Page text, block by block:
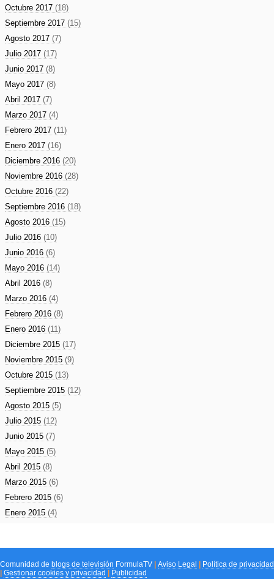
Octubre 2017 (18)
Septiembre 2017 (15)
Agosto 2017 (7)
Julio 2017 (17)
Junio 2017 (8)
Mayo 2017 (8)
Abril 2017 (7)
Marzo 2017 (4)
Febrero 2017 (11)
Enero 2017 (16)
Diciembre 2016 (20)
Noviembre 2016 (28)
Octubre 2016 (22)
Septiembre 2016 (18)
Agosto 2016 (15)
Julio 2016 (10)
Junio 2016 (6)
Mayo 2016 (14)
Abril 2016 (8)
Marzo 2016 (4)
Febrero 2016 (8)
Enero 2016 (11)
Diciembre 2015 (17)
Noviembre 2015 (9)
Octubre 2015 (13)
Septiembre 2015 (12)
Agosto 2015 (5)
Julio 2015 (12)
Junio 2015 (7)
Mayo 2015 (5)
Abril 2015 (8)
Marzo 2015 (6)
Febrero 2015 (6)
Enero 2015 (4)
Comunidad de blogs de televisión FormulaTV Aviso Legal
Política de privacidad
Gestionar cookies y privacidad Publicidad